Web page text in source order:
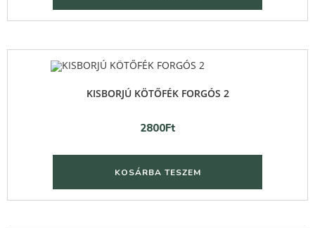
KISBORJÚ KÖTŐFÉK FORGÓS 2
2800Ft
KOSÁRBA TESZEM